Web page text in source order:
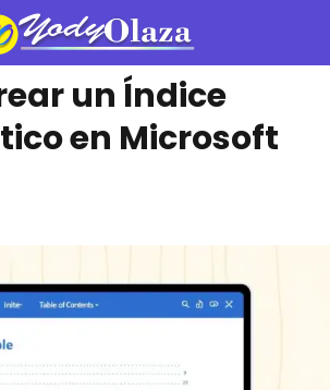
un Índice
en Microsoft